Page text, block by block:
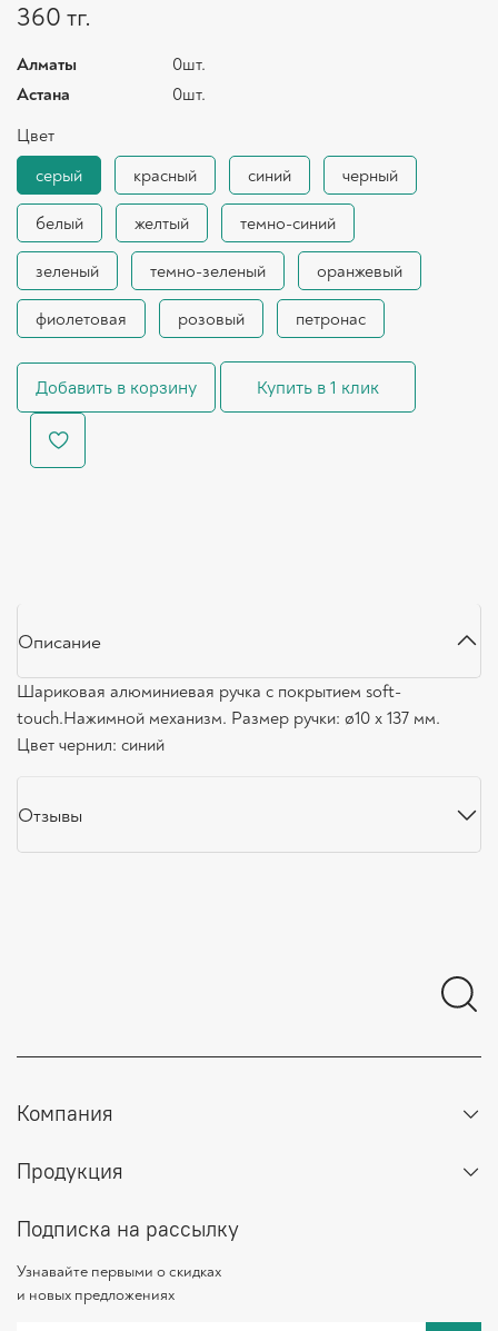
360 тг.
Алматы
0шт.
Астана
0шт.
Добавить в корзину Купить в 1 клик
Цвет
серый
красный синий черный
белый желтый темно-синий
зеленый темно-зеленый оранжевый
фиолетовая розовый петронас
Описание
Шариковая алюминиевая ручка с покрытием soft-
touch.Нажимной механизм. Размер ручки: ø10 x 137 мм.
Цвет чернил: синий
Отзывы
Компания
Продукция
Подписка на рассылку
Узнавайте первыми о скидках
и новых предложениях